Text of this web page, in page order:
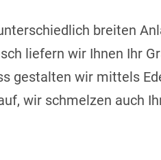
breiten
liefern wir Ihnen Ihr
gestalten wir mittels
wir schmelzen auch